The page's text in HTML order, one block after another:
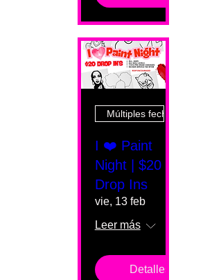
Múltiples fechas
I ❤️ Paint
Night | $20
Drop Ins
vie, 13 feb
Leer más
Detalles